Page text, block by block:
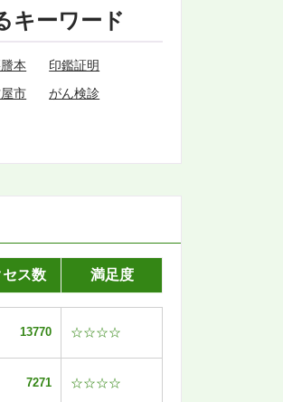
キーワード
本
印鑑証明
市
がん検診
セス数 満足度
13770 ☆☆☆☆
7271 ☆☆☆☆